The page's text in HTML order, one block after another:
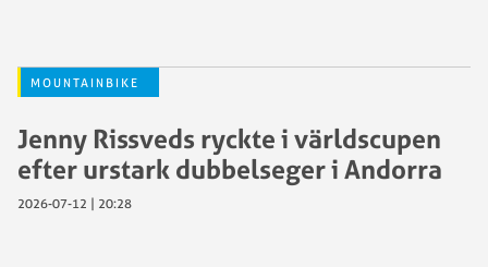
MOUNTAINBIKE
Jenny Rissveds ryckte i världscupen
efter urstark dubbelseger i Andorra
2026-07-12 | 20:28